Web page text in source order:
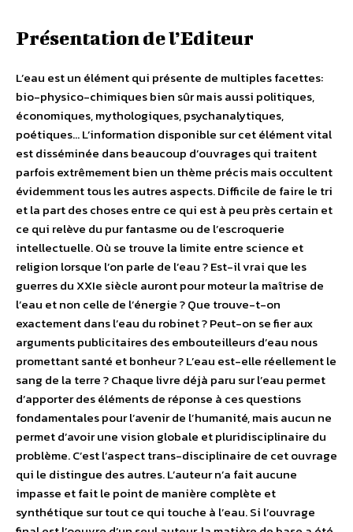
Présentation de l’Editeur
L’eau est un élément qui présente de multiples facettes:
bio-physico-chimiques bien sûr mais aussi politiques,
économiques, mythologiques, psychanalytiques,
poétiques… L’information disponible sur cet élément vital
est disséminée dans beaucoup d’ouvrages qui traitent
parfois extrêmement bien un thème précis mais occultent
évidemment tous les autres aspects. Difficile de faire le tri
et la part des choses entre ce qui est à peu près certain et
ce qui relève du pur fantasme ou de l’escroquerie
intellectuelle. Où se trouve la limite entre science et
religion lorsque l’on parle de l’eau ? Est-il vrai que les
guerres du XXIe siècle auront pour moteur la maîtrise de
l’eau et non celle de l’énergie ? Que trouve-t-on
exactement dans l’eau du robinet ? Peut-on se fier aux
arguments publicitaires des embouteilleurs d’eau nous
promettant santé et bonheur ? L’eau est-elle réellement le
sang de la terre ? Chaque livre déjà paru sur l’eau permet
d’apporter des éléments de réponse à ces questions
fondamentales pour l’avenir de l’humanité, mais aucun ne
permet d’avoir une vision globale et pluridisciplinaire du
problème. C’est l’aspect trans-disciplinaire de cet ouvrage
qui le distingue des autres. L’auteur n’a fait aucune
impasse et fait le point de manière complète et
synthétique sur tout ce qui touche à l’eau. Si l’ouvrage